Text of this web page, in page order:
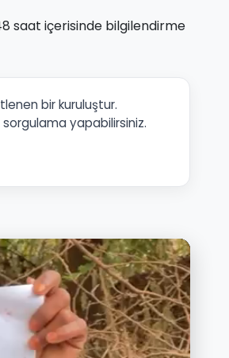
saat içerisinde bilgilendirme
bir kuruluştur.
yapabilirsiniz.